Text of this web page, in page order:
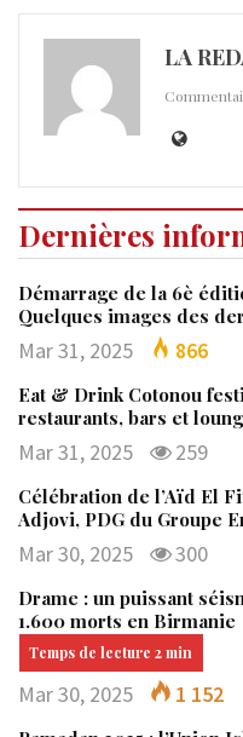
LA
Dernières
Démarrage de la 6è
Quelques images des
Mar 31, 2025 866
Eat & Drink Cotonou
restaurants, bars et
Mar 31, 2025 259
Célébration de l’Aïd El
Adjovi, PDG du Groupe
Mar 30, 2025 300
Drame : un puissant
1.600 morts en Birmanie
Mar 30, 2025 1 152